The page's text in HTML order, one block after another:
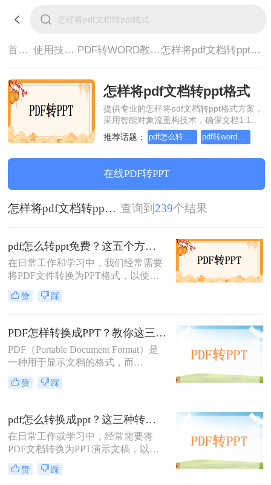
首页> 使用技巧> PDF转WORD教程> 怎样将pdf文档转ppt格式
怎样将pdf文档转ppt格式
提供专业的怎样将pdf文档转ppt格式方案，
采用智能对象流重构技术，确保文档1:1高
保真还原且排版不乱码。支持一键批量处
理，全链路 SSL 加密保障隐私安全。助您
装，高效办公。
推荐话题： pdf怎么转word，这个方法简单又方便 pdf转word在线怎么操作，这个方法简单又方便
在线PDF转PPT
怎样将pdf文档转ppt格式 查询到 239个结果
pdf怎么转ppt免费？这五个方法请收好！方便又好用！
在日常工作和学习中，我们经常需要
将PDF文件转换为PPT格式，以便进
行演示或编辑。那么pdf怎么转ppt免
费呢？虽然市面上有许多付费的转换
转PPT方法，帮助你轻松实现文件格
式的转换。
赞 踩
PDF怎样转换成PPT？教你这三种转换方法！
PDF（Portable Document Format）是
一种用于显示文档的格式，而
PPT（PowerPoint）是一种用于演示的
文件格式。PDF文件常用于保存文档
文件转换为PPT格式以便于制作演示
文稿。那么PDF怎样转换成PPT呢？
在本文中，我们将介绍三种方法，以
帮助您将PDF文件转换为PPT文件。
赞 踩
pdf怎么转换成ppt？这三种转换方法分享给你!！
在日常工作或学习中，经常需要将
PDF文档转换为PPT演示文稿，以便
于更好地展示和编辑内容。
PDF（Portable Document Format）因
赞 踩